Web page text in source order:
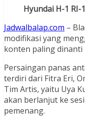
Hyundai H-1 RI-
Jadwalbalap.com –
modifikasi yang
konten paling dinanti
Persaingan panas
terdiri dari Fitra Eri,
Tim Artis, yaitu Uya
akan berlanjut ke
pemenang.